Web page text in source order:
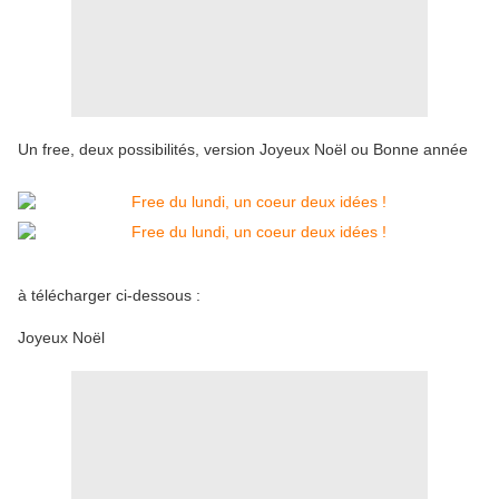
Un free, deux possibilités, version Joyeux Noël ou Bonne année
à télécharger ci-dessous :
Joyeux Noël